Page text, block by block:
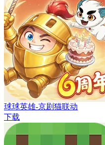
球球英雄-京剧猫联动
下载